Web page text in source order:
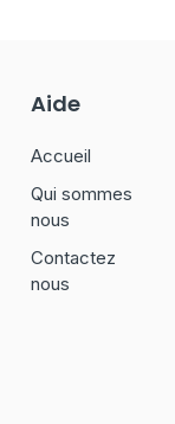
Aide
Accueil
Qui sommes
nous
Contactez
nous